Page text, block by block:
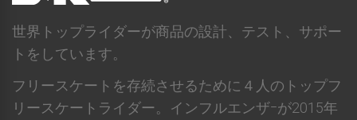
世界トップライダーが商品の設計、テスト、サポー
トをしています。
フリースケートを存続させるために４人のトップフ
リースケートライダー。インフルエンザｰが2015年